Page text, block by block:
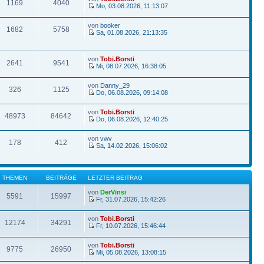
1169 4040
Mo, 03.08.2026, 11:13:07
1682 5758 von booker
Sa, 01.08.2026, 21:13:35
2641 9541 von Tobi.Borsti
Mi, 08.07.2026, 16:38:05
326 1125 von Danny_29
Do, 06.08.2026, 09:14:08
48973 84642 von Tobi.Borsti
Do, 06.08.2026, 12:40:25
178 412 von vwv
Sa, 14.02.2026, 15:06:02
THEMEN BEITRÄGE LETZTER BEITRAG
5591 15997 von DerVinsi
Fr, 31.07.2026, 15:42:26
12174 34291 von Tobi.Borsti
Fr, 10.07.2026, 15:46:44
9775 26950 von Tobi.Borsti
Mi, 05.08.2026, 13:08:15